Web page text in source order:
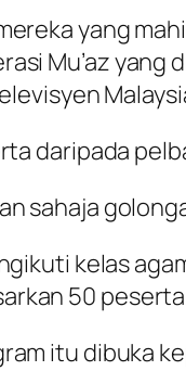
yang
Mu’az
daripada
sahaja
kelas
50
itu dibuka